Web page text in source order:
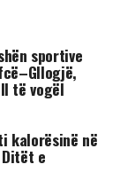
sportive
të vogël
kalorësinë në
e